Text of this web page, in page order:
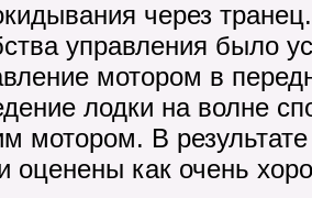
через
управления было
мотором в
лодки на волне
мотором. В
оценены как очень